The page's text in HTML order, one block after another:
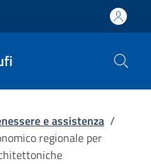
e assistenza /
regionale per